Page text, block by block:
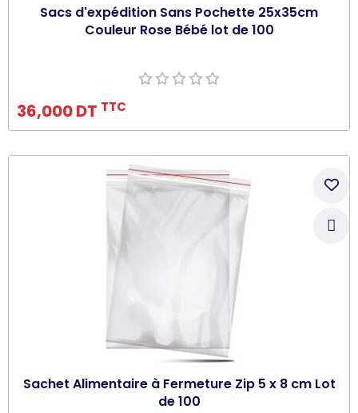
Sacs d'expédition Sans Pochette 25x35cm
Couleur Rose Bébé lot de 100
36,000 DT TTC
Ajouter au panier
Sachet Alimentaire à Fermeture Zip 5 x 8 cm Lot
de 100